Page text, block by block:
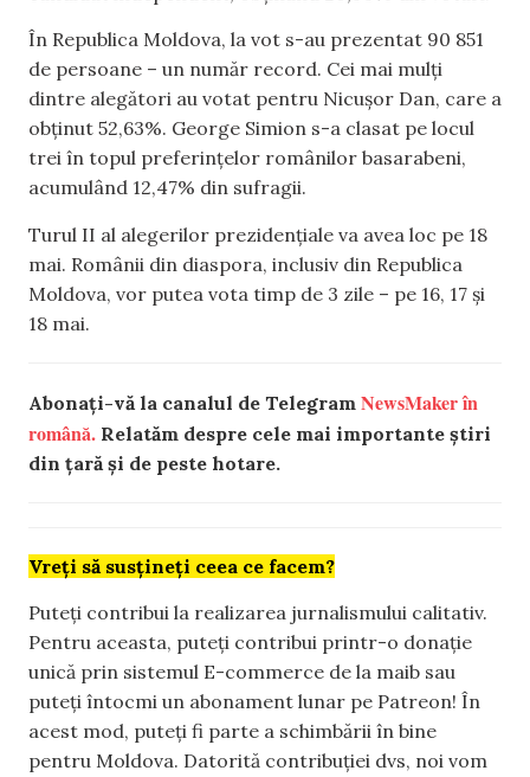
În Republica Moldova, la vot s-au prezentat 90 851
de persoane – un număr record. Cei mai mulți
dintre alegători au votat pentru Nicușor Dan, care a
obținut 52,63%. George Simion s-a clasat pe locul
trei în topul preferințelor românilor basarabeni,
acumulând 12,47% din sufragii.
Turul II al alegerilor prezidențiale va avea loc pe 18
mai. Românii din diaspora, inclusiv din Republica
Moldova, vor putea vota timp de 3 zile – pe 16, 17 și
18 mai.
Abonați-vă la canalul de Telegram NewsMaker în
română. Relatăm despre cele mai importante știri
din țară și de peste hotare.
Vreți să susțineți ceea ce facem?
Puteți contribui la realizarea jurnalismului calitativ.
Pentru aceasta, puteți contribui printr-o donație
unică prin sistemul E-commerce de la maib sau
puteți întocmi un abonament lunar pe Patreon! În
acest mod, puteți fi parte a schimbării în bine
pentru Moldova. Datorită contribuției dvs, noi vom